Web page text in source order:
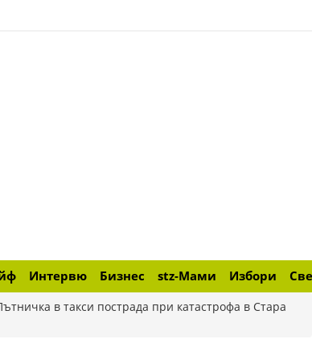
Интервю Бизнес stz-Мами Избори
в такси пострада при катастрофа в Стара